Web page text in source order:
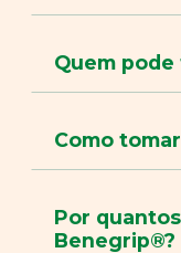
Quem
Como
Por
Benegrip®?